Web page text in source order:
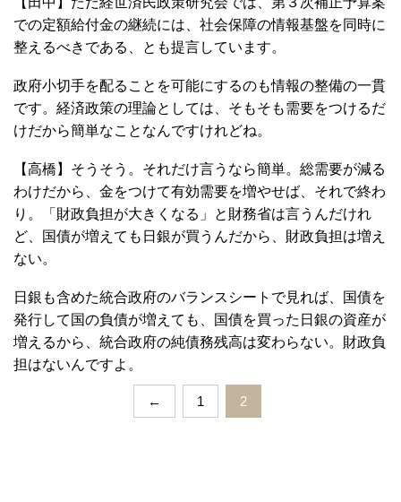
での定額給付金の継続には、社会保障の情報基盤を同時に
整えるべきである、とも提言しています。
政府小切手を配ることを可能にするのも情報の整備の一貫
です。経済政策の理論としては、そもそも需要をつけるだ
けだから簡単なことなんですけれどね。
【高橋】そうそう。それだけ言うなら簡単。総需要が減る
わけだから、金をつけて有効需要を増やせば、それで終わ
り。「財政負担が大きくなる」と財務省は言うんだけれ
ど、国債が増えても日銀が買うんだから、財政負担は増え
ない。
日銀も含めた統合政府のバランスシートで見れば、国債を
発行して国の負債が増えても、国債を買った日銀の資産が
増えるから、統合政府の純債務残高は変わらない。財政負
担はないんですよ。
← 1 2